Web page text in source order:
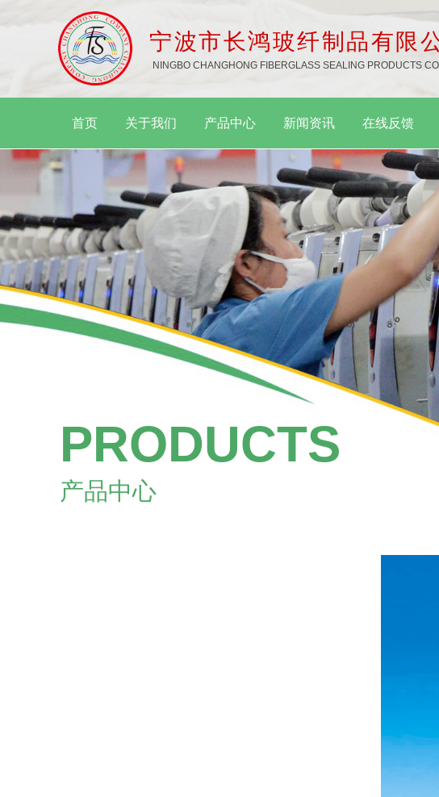
宁波市长鸿玻纤制品有限
NINGBO CHANGHONG FIBERGLASS SEALING PRODUCTS
首页 关于我们 产品中心 新闻资讯 在线反馈
PRODUCTS
产品中心